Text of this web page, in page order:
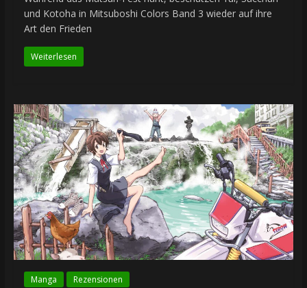
und Kotoha in Mitsuboshi Colors Band 3 wieder auf ihre
Art den Frieden
Weiterlesen
Manga Rezensionen